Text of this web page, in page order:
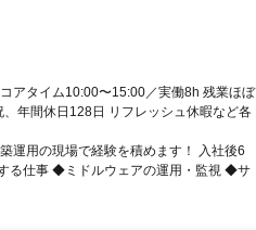
アタイム10:00〜15:00／実働8h 残業ほぼ
年間休日128日 リフレッシュ休暇など各
運用の現場で経験を積めます！ 入社後6
る仕事 ◆ミドルウェアの運用・監視 ◆サ